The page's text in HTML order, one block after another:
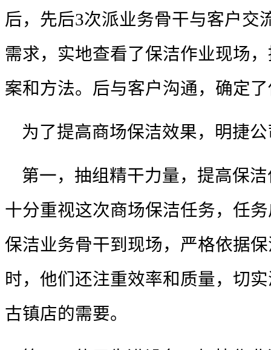
后，先后3次派业务骨干与客户交
需求，实地查看了保洁作业现场
案和方法。后与客户沟通，确定
为了提高商场保洁效果，明捷
第一，抽组精干力量，提高保
十分重视这次商场保洁任务，任
保洁业务骨干到现场，严格依据
时，他们还注重效率和质量，切
古镇店的需要。